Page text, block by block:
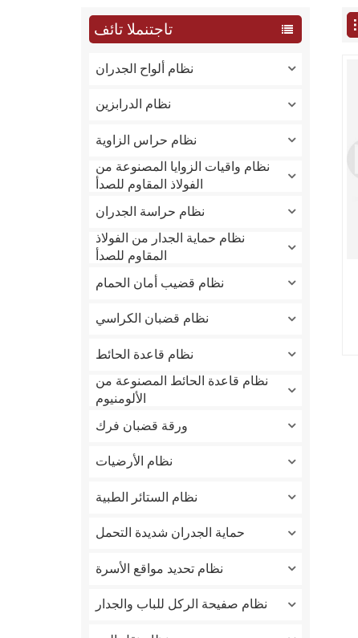
تاجتنملا تائف
نظام ألواح الجدران
نظام الدرابزين
نظام حراس الزاوية
نظام واقيات الزوايا المصنوعة من
الفولاذ المقاوم للصدأ
نظام حراسة الجدران
نظام حماية الجدار من الفولاذ
المقاوم للصدأ
نظام قضيب أمان الحمام
نظام قضبان الكراسي
نظام قاعدة الحائط
نظام قاعدة الحائط المصنوعة من
الألومنيوم
ورقة قضبان فرك
نظام الأرضيات
نظام الستائر الطبية
حماية الجدران شديدة التحمل
نظام تحديد مواقع الأسرة
نظام صفيحة الركل للباب والجدار